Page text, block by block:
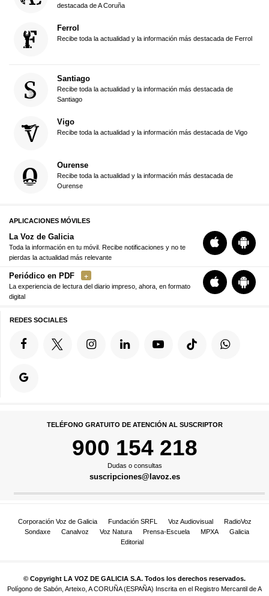
destacada de A Coruña
Ferrol
Recibe toda la actualidad y la información más destacada de Ferrol
Santiago
Recibe toda la actualidad y la información más destacada de
Santiago
Vigo
Recibe toda la actualidad y la información más destacada de Vigo
Ourense
Recibe toda la actualidad y la información más destacada de
Ourense
APLICACIONES MÓVILES
La Voz de Galicia
Toda la información en tu móvil. Recibe notificaciones y no te
pierdas la actualidad más relevante
Periódico en PDF
La experiencia de lectura del diario impreso, ahora, en formato
digital
REDES SOCIALES
TELÉFONO GRATUITO DE ATENCIÓN AL SUSCRIPTOR
900 154 218
Dudas o consultas
suscripciones@lavoz.es
Corporación Voz de Galicia Fundación SRFL Voz Audiovisual
RadioVoz
Sondaxe
Canalvoz Voz Natura Prensa-Escuela MPXA
Galicia
Editorial
© Copyright LA VOZ DE GALICIA S.A. Todos los derechos reservados.
Polígono de Sabón, Arteixo, A CORUÑA (ESPAÑA) Inscrita en el Registro Mercantil de A